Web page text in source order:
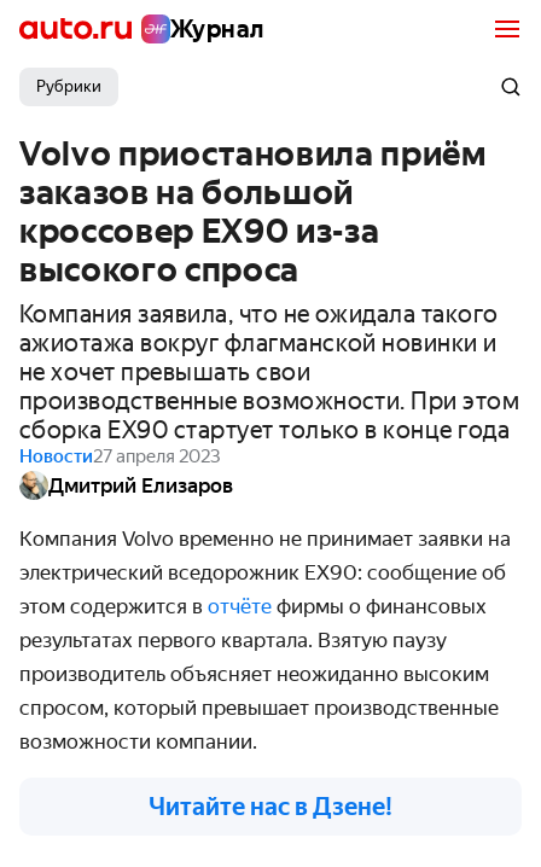
Журнал
Рубрики
Volvo приостановила приём
заказов на большой
кроссовер EX90 из-за
высокого спроса
Компания заявила, что не ожидала такого
ажиотажа вокруг флагманской новинки и
не хочет превышать свои
производственные возможности. При этом
сборка EX90 стартует только в конце года
Новости27 апреля 2023
Дмитрий Елизаров
Компания Volvo временно не принимает заявки на
электрический вседорожник EX90: сообщение об
этом содержится в отчёте фирмы о финансовых
результатах первого квартала. Взятую паузу
производитель объясняет неожиданно высоким
спросом, который превышает производственные
возможности компании.
Читайте нас в Дзене!